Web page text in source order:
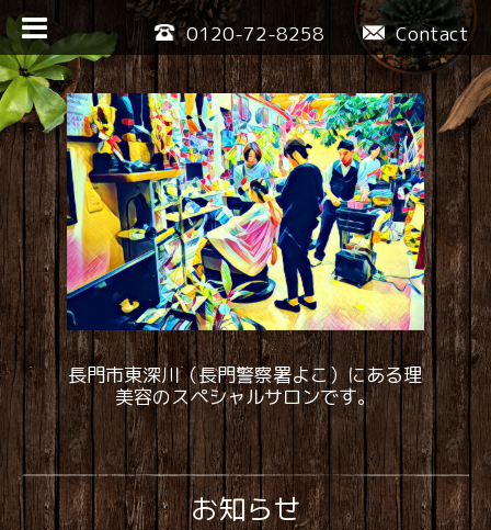
Contact
0120-72-8258
長門市東深川（長門警察署よこ）にある理
美容のスペシャルサロンです。
お知らせ